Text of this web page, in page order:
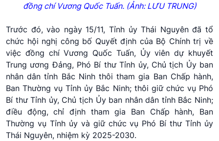
đồng chí Vương Quốc Tuấn. (Ảnh: LƯU TRUNG)
Trước đó, vào ngày 15/11, Tỉnh ủy Thái Nguyên đã tổ
chức hội nghị công bố Quyết định của Bộ Chính trị về
việc đồng chí Vương Quốc Tuấn, Ủy viên dự khuyết
Trung ương Đảng, Phó Bí thư Tỉnh ủy, Chủ tịch Ủy ban
nhân dân tỉnh Bắc Ninh thôi tham gia Ban Chấp hành,
Ban Thường vụ Tỉnh ủy Bắc Ninh; thôi giữ chức vụ Phó
Bí thư Tỉnh ủy, Chủ tịch Ủy ban nhân dân tỉnh Bắc Ninh;
điều động, chỉ định tham gia Ban Chấp hành, Ban
Thường vụ Tỉnh ủy và giữ chức vụ Phó Bí thư Tỉnh ủy
Thái Nguyên, nhiệm kỳ 2025-2030.